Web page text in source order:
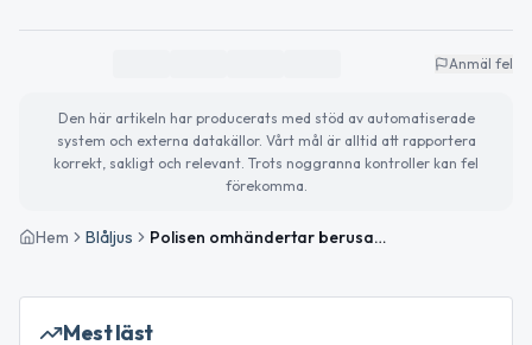
Anmäl fel
Den här artikeln har producerats med stöd av automatiserade
system och externa datakällor. Vårt mål är alltid att rapportera
korrekt, sakligt och relevant. Trots noggranna kontroller kan fel
förekomma.
Hem Blåljus Polisen omhändertar berusade och utreder misshandel i Västernorrland
Mest läst